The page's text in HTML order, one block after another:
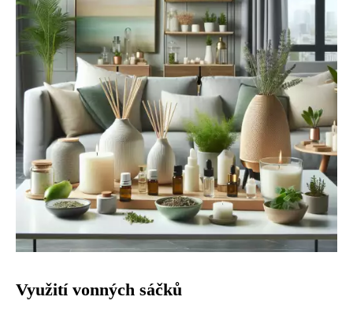
Využití vonných sáčků